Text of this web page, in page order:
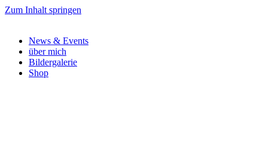
Zum Inhalt springen
News & Events
über mich
Bildergalerie
Shop